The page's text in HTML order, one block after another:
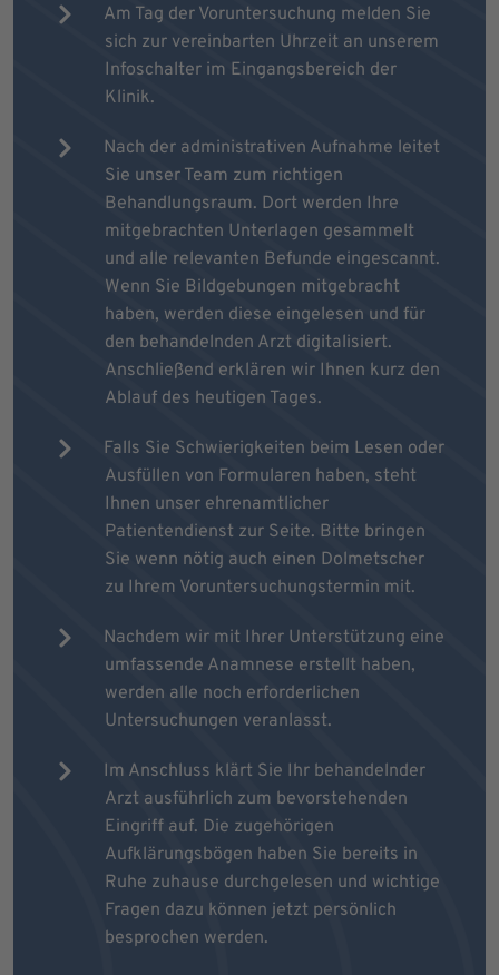
Am Tag der Voruntersuchung melden Sie
sich zur vereinbarten Uhrzeit an unserem
Infoschalter im Eingangsbereich der
Klinik.
Nach der administrativen Aufnahme leitet
Sie unser Team zum richtigen
Behandlungsraum. Dort werden Ihre
mitgebrachten Unterlagen gesammelt
und alle relevanten Befunde eingescannt.
Wenn Sie Bildgebungen mitgebracht
haben, werden diese eingelesen und für
den behandelnden Arzt digitalisiert.
Anschließend erklären wir Ihnen kurz den
Ablauf des heutigen Tages.
Falls Sie Schwierigkeiten beim Lesen oder
Ausfüllen von Formularen haben, steht
Ihnen unser ehrenamtlicher
Patientendienst zur Seite. Bitte bringen
Sie wenn nötig auch einen Dolmetscher
zu Ihrem Voruntersuchungstermin mit.
Nachdem wir mit Ihrer Unterstützung eine
umfassende Anamnese erstellt haben,
werden alle noch erforderlichen
Untersuchungen veranlasst.
Im Anschluss klärt Sie Ihr behandelnder
Arzt ausführlich zum bevorstehenden
Eingriff auf. Die zugehörigen
Aufklärungsbögen haben Sie bereits in
Ruhe zuhause durchgelesen und wichtige
Fragen dazu können jetzt persönlich
besprochen werden.